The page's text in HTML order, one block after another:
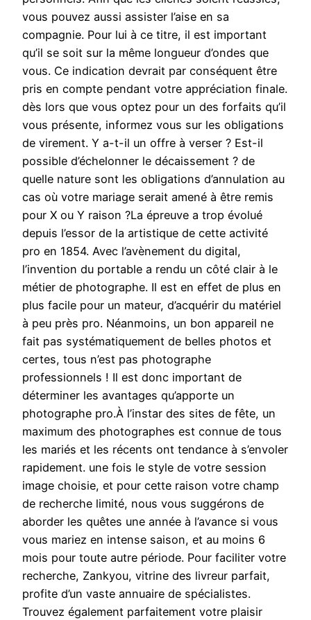
vous pouvez aussi assister l’aise en sa
compagnie. Pour lui à ce titre, il est important
qu’il se soit sur la même longueur d’ondes que
vous. Ce indication devrait par conséquent être
pris en compte pendant votre appréciation finale.
dès lors que vous optez pour un des forfaits qu’il
vous présente, informez vous sur les obligations
de virement. Y a-t-il un offre à verser ? Est-il
possible d’échelonner le décaissement ? de
quelle nature sont les obligations d’annulation au
cas où votre mariage serait amené à être remis
pour X ou Y raison ?La épreuve a trop évolué
depuis l’essor de la artistique de cette activité
pro en 1854. Avec l’avènement du digital,
l’invention du portable a rendu un côté clair à le
métier de photographe. Il est en effet de plus en
plus facile pour un mateur, d’acquérir du matériel
à peu près pro. Néanmoins, un bon appareil ne
fait pas systématiquement de belles photos et
certes, tous n’est pas photographe
professionnels ! Il est donc important de
déterminer les avantages qu’apporte un
photographe pro.À l’instar des sites de fête, un
maximum des photographes est connue de tous
les mariés et les récents ont tendance à s’envoler
rapidement. une fois le style de votre session
image choisie, et pour cette raison votre champ
de recherche limité, nous vous suggérons de
aborder les quêtes une année à l’avance si vous
vous mariez en intense saison, et au moins 6
mois pour toute autre période. Pour faciliter votre
recherche, Zankyou, vitrine des livreur parfait,
profite d’un vaste annuaire de spécialistes.
Trouvez également parfaitement votre plaisir